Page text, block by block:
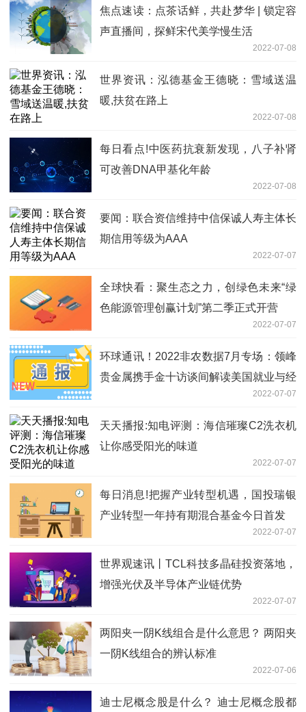
焦点速读：点茶话鲜，共赴梦华 | 锁定容
声直播间，探鲜宋代美学慢生活
2022-07-08
世界资讯：泓德基金王德晓：雪域送温
暖,扶贫在路上
2022-07-08
每日看点!中医药抗衰新发现，八子补肾
可改善DNA甲基化年龄
2022-07-08
要闻：联合资信维持中信保诚人寿主体长
期信用等级为AAA
2022-07-07
全球快看：聚生态之力，创绿色未来“绿
色能源管理创赢计划”第二季正式开营
2022-07-07
环球通讯！2022非农数据7月专场：领峰
贵金属携手金十访谈间解读美国就业与经
2022-07-07
天天播报:知电评测：海信璀璨C2洗衣机
让你感受阳光的味道
2022-07-07
每日消息!把握产业转型机遇，国投瑞银
产业转型一年持有期混合基金今日首发
2022-07-07
世界观速讯丨TCL科技多晶硅投资落地，
增强光伏及半导体产业链优势
2022-07-07
两阳夹一阴K线组合是什么意思？ 两阳夹
一阴K线组合的辨认标准
2022-07-06
迪士尼概念股是什么？ 迪士尼概念股都